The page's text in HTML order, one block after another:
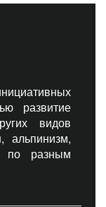
развитие
видов
альпинизм,
по разным